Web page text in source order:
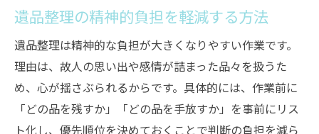
遺品整理の精神的負担を軽減する方法
遺品整理は精神的な負担が大きくなりやすい作業です。
理由は、故人の思い出や感情が詰まった品々を扱うた
め、心が揺さぶられるからです。具体的には、作業前に
「どの品を残すか」「どの品を手放すか」を事前にリス
ト化し、優先順位を決めておくことで判断の負担を減ら